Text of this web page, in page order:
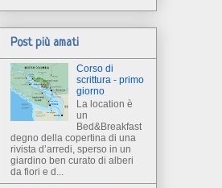
Post più amati
Corso di
scrittura - primo
giorno
La location è
un
Bed&Breakfast
degno della copertina di una
rivista d’arredi, sperso in un
giardino ben curato di alberi
da fiori e d...